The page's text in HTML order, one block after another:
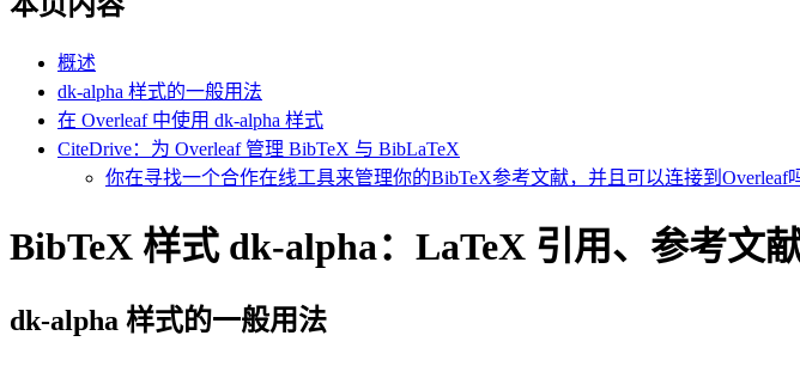
概述
dk-alpha 样式的一般用法
在 Overleaf 中使用 dk-alpha 样式
CiteDrive：为 Overleaf 管理 BibTeX 与 BibLaTeX
你在寻找一个合作在线工具来管理你的BibTeX参考文献，并且可以连接到Overleaf
BibTeX 样式 dk-alpha：LaTeX 引用、参考文
dk-alpha 样式的一般用法